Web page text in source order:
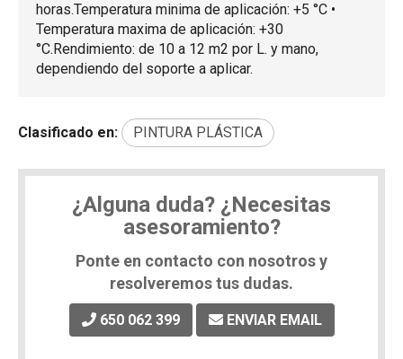
horas.Temperatura minima de aplicación: +5 °C •
Temperatura maxima de aplicación: +30
°C.Rendimiento: de 10 a 12 m2 por L. y mano,
dependiendo del soporte a aplicar.
Clasificado en: PINTURA PLÁSTICA
¿Alguna duda? ¿Necesitas
asesoramiento?
Ponte en contacto con nosotros y
resolveremos tus dudas.
650 062 399 ENVIAR EMAIL